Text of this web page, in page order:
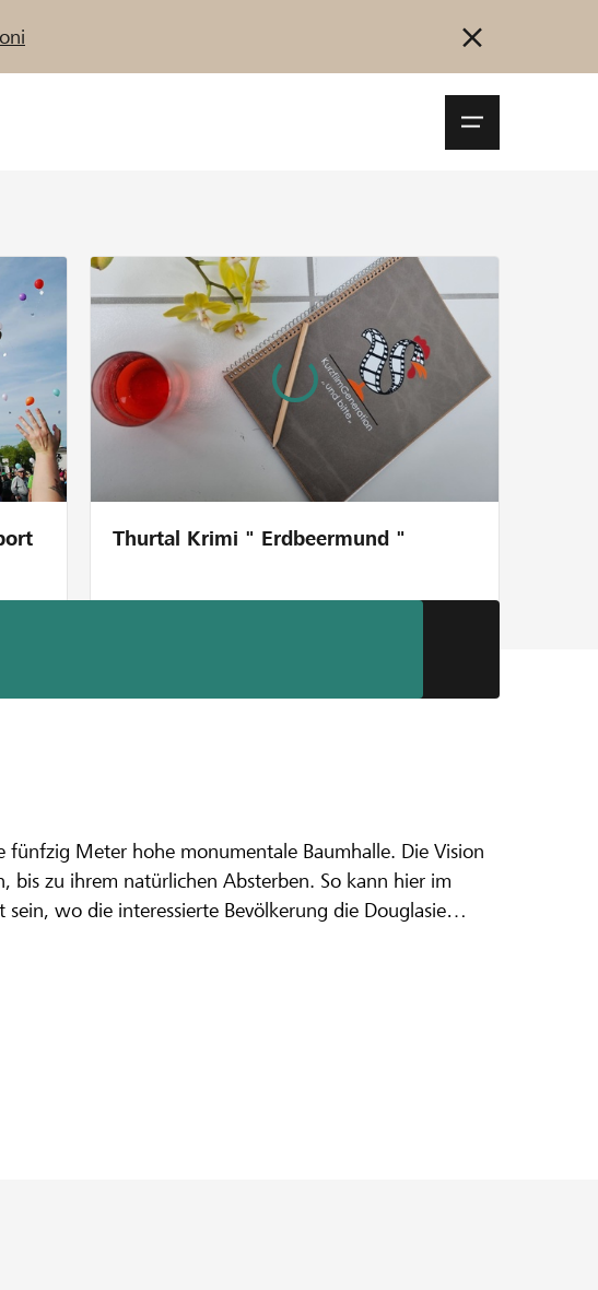
Inizia ora
Thurtal Krimi " Erdbeermund "
wachsen!
Meter hohe monumentale Baumhalle. Die Vision
bis zu ihrem natürlichen Absterben. So kann hier im
wo die interessierte Bevölkerung die Douglasie